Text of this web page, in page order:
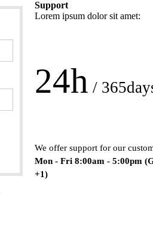
Support
Lorem ipsum dolor sit amet:
24h /
We offer support for our
Mon - Fri 8:00am - 5:00pm
+1)